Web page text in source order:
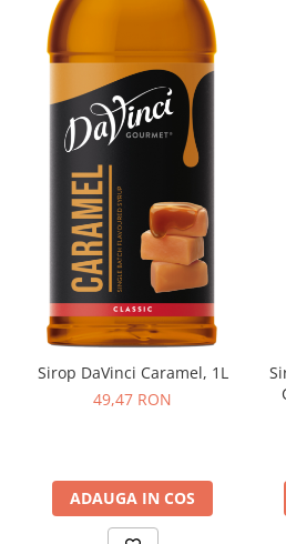
Sirop DaVinci Caramel, 1L
49,47 RON
ADAUGA IN COS